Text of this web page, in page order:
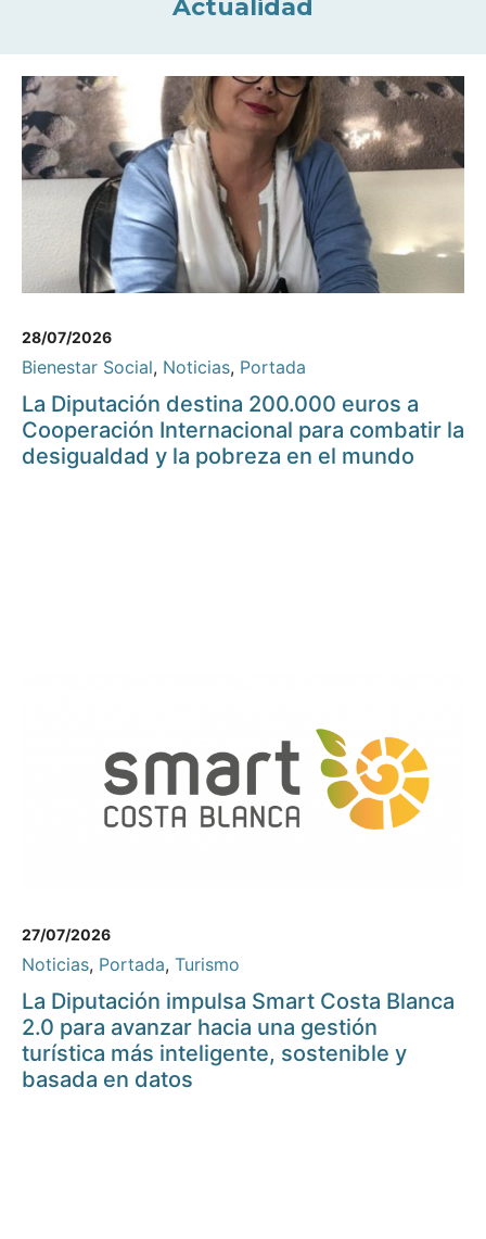
Actualidad
28/07/2026
Bienestar Social, Noticias, Portada
La Diputación destina 200.000 euros a
Cooperación Internacional para combatir la
desigualdad y la pobreza en el mundo
27/07/2026
Noticias, Portada, Turismo
La Diputación impulsa Smart Costa Blanca
2.0 para avanzar hacia una gestión
turística más inteligente, sostenible y
basada en datos